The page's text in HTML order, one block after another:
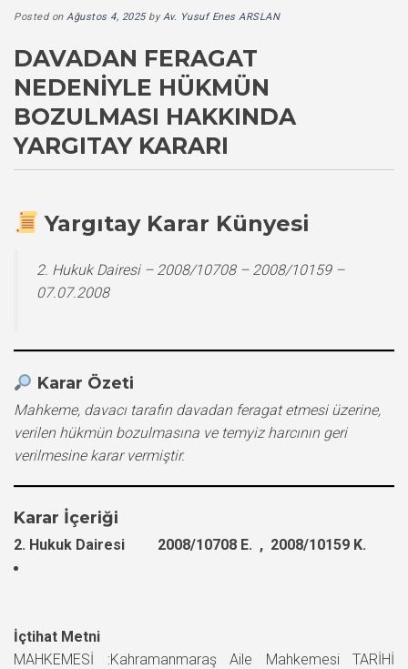
Posted on Ağustos 4, 2025byAv. Yusuf Enes ARSLAN
DAVADAN FERAGAT
NEDENIYLE HÜKMÜN
BOZULMASI HAKKINDA
YARGITAY KARARI
Yargıtay Karar Künyesi
2. Hukuk Dairesi – 2008/10708 – 2008/10159 –
07.07.2008
Karar Özeti
Mahkeme, davacı tarafın davadan feragat etmesi üzerine,
verilen hükmün bozulmasına ve temyiz harcının geri
verilmesine karar vermiştir.
Karar İçeriği
2. Hukuk Dairesi 2008/10708 E. , 2008/10159 K.
İçtihat Metni
MAHKEMESİ :Kahramanmaraş Aile Mahkemesi TARİHİ